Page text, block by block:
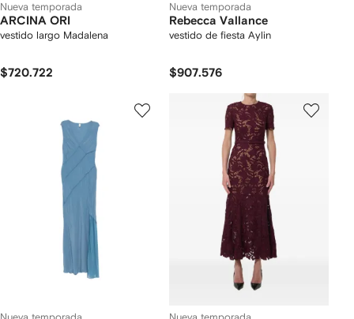
Nueva temporada
ARCINA ORI
vestido largo Madalena
$720.722
Nueva temporada
Rebecca Vallance
vestido de fiesta Aylin
$907.576